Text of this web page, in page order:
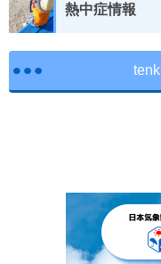
熱中症情報